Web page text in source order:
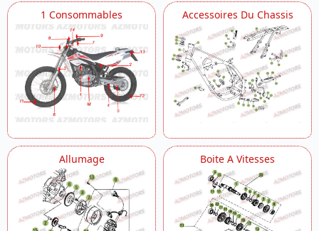
Carter 2
Chassis
Circuit De Lubrification
Commandes De Boite A Vitesses
Commandes De Boite A Vitesses 2
Commandes Guidon
Cylindre Culasse Distribution
Cylindre Culasse Distribution 2
Cylindre Culasse Distribution 3
Demarrage Electrique
Echappement
Fourche
Fourche Arriere Suspension Ar
Freins Arriere
Freins Avant
1 Consommables Accessoires Du Chassis
Allumage Boite A Vitesses